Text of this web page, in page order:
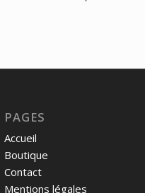
PAGES
Accueil
Boutique
Contact
Mentions légales